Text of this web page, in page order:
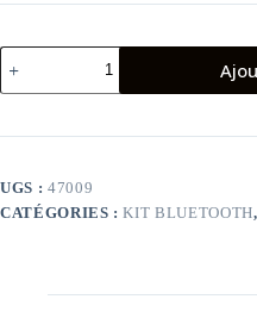
quantité
de
ÉCOUTEURS
XIAOMI
4
LITE
UGS : 47009
CATÉGORIES :KIT BLUETOOTH